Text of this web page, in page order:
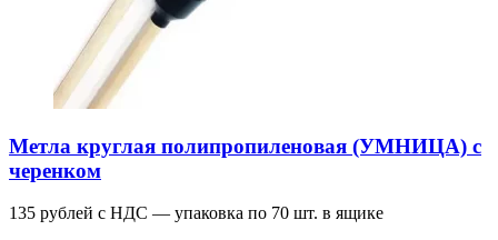
Метла круглая полипропиленовая (УМНИЦА) с
черенком
135 рублей с НДС — упаковка по 70 шт. в ящике